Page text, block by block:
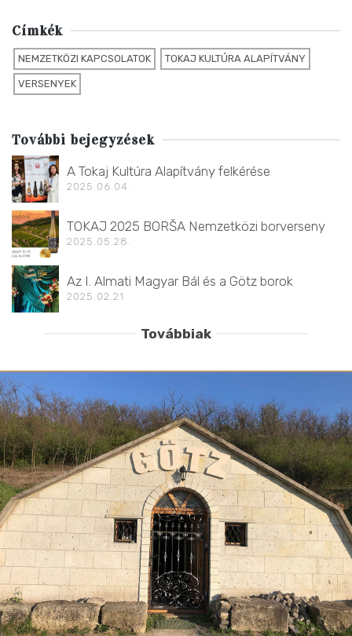
Címkék
NEMZETKÖZI KAPCSOLATOK TOKAJ KULTÚRA ALAPÍTVÁNY
VERSENYEK
További bejegyzések
A Tokaj Kultúra Alapítvány felkérése
2025.06.04.
TOKAJ 2025 BORŠA Nemzetközi borverseny
2025.05.28.
Az I. Almati Magyar Bál és a Götz borok
2025.02.21.
Továbbiak